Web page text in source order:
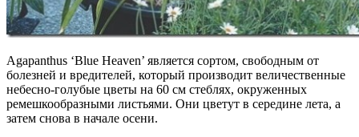
Agapanthus ‘Blue Heaven’ является сортом, свободным от
болезней и вредителей, который производит величественные
небесно-голубые цветы на 60 см стеблях, окруженных
ремешкообразными листьями. Они цветут в середине лета, а
затем снова в начале осени.